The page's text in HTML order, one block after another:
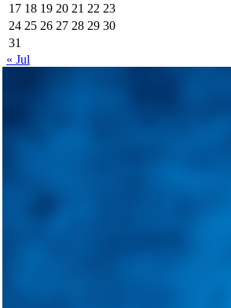
17 18 19 20 21 22 23
24 25 26 27 28 29 30
31
« Jul